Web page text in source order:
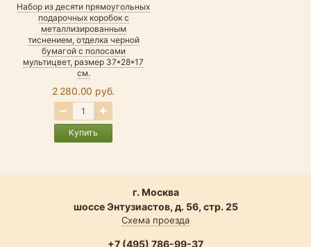
Набор из десяти прямоугольных
подарочных коробок с
металлизированным
тиснением, отделка черной
бумагой с полосами
мультицвет, размер 37*28*17
см.
2 280.00 руб.
Купить
г. Москва
шоссе Энтузиастов, д. 56, стр. 25
Схема проезда
+7 (495) 786-99-37